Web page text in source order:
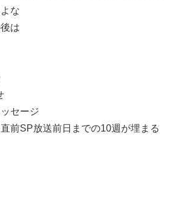
な
は
セージ
前SP放送前日までの10週が埋まる